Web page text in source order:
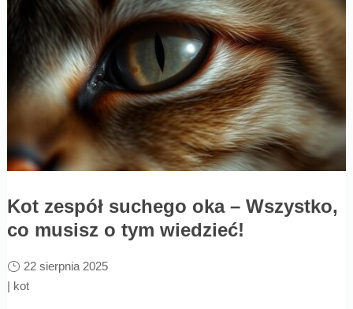
Kot zespół suchego oka – Wszystko,
co musisz o tym wiedzieć!
22 sierpnia 2025
| kot